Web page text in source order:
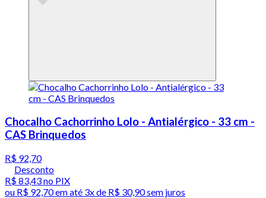
Chocalho Cachorrinho Lolo - Antialérgico - 33 cm -
CAS Brinquedos
R$ 92,70
Desconto
R$ 83,43no PIX
ou R$ 92,70em até 3x de R$ 30,90 sem juros